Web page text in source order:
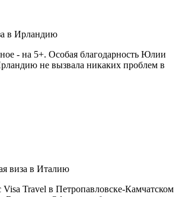
в Ирландию
- на 5+. Особая благодарность Юлии
не вызвала никаких проблем в
виза в Италию
Travel в Петропавловске-Камчатском